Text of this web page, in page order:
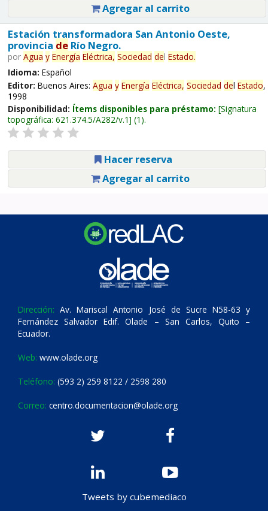
Agregar al carrito
Estación transformadora San Antonio Oeste,
provincia deRío Negro.
por Agua y Energía Eléctrica, Sociedad del Estado.
Idioma: Español
Editor: Buenos Aires: Agua y Energía Eléctrica, Sociedad del Estado,
1998
Disponibilidad: Ítems disponibles para préstamo: Signatura
topográfica: 621.374.5/A282/v.1 (1).
Hacer reserva
Agregar al carrito
Dirección: Av. Mariscal Antonio José de Sucre N58-63 y
Fernández Salvador Edif. Olade – San Carlos, Quito –
Ecuador.
Web: www.olade.org
Teléfono: (593 2) 259 8122 / 2598 280
Correo: centro.documentacion@olade.org
Tweets by cubemediaco